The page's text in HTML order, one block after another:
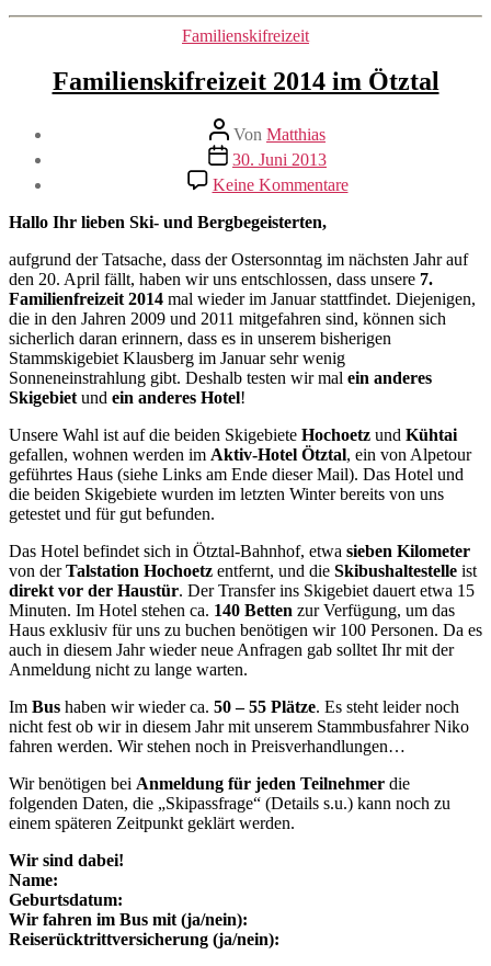
Kategorien
Familienskifreizeit
Familienskifreizeit 2014 im Ötztal
Beitragsautor
Von Matthias
Veröffentlichungsdatum
30. Juni 2013
Keine Kommentarezu
Familienskifreizeit
Ötztal
Hallo Ihr lieben Ski- und Bergbegeisterten,
aufgrund der Tatsache, dass der Ostersonntag im nächsten Jahr auf
den 20. April fällt, haben wir uns entschlossen, dass unsere 7.
Familienfreizeit 2014 mal wieder im Januar stattfindet. Diejenigen,
die in den Jahren 2009 und 2011 mitgefahren sind, können sich
sicherlich daran erinnern, dass es in unserem bisherigen
Stammskigebiet Klausberg im Januar sehr wenig
Sonneneinstrahlung gibt. Deshalb testen wir mal ein anderes
Skigebiet und ein anderes Hotel!
Unsere Wahl ist auf die beiden Skigebiete Hochoetz und Kühtai
gefallen, wohnen werden im Aktiv-Hotel Ötztal, ein von Alpetour
geführtes Haus (siehe Links am Ende dieser Mail). Das Hotel und
die beiden Skigebiete wurden im letzten Winter bereits von uns
getestet und für gut befunden.
Das Hotel befindet sich in Ötztal-Bahnhof, etwa sieben Kilometer
von derTalstation Hochoetz entfernt, und die Skibushaltestelle ist
direkt vor der Haustür. Der Transfer ins Skigebiet dauert etwa 15
Minuten. Im Hotel stehen ca. 140 Betten zur Verfügung, um das
Haus exklusiv für uns zu buchen benötigen wir 100 Personen. Da es
auch in diesem Jahr wieder neue Anfragen gab solltet Ihr mit der
Anmeldung nicht zu lange warten.
Im Bus haben wir wieder ca. 50 – 55 Plätze. Es steht leider noch
nicht fest ob wir in diesem Jahr mit unserem Stammbusfahrer Niko
fahren werden. Wir stehen noch in Preisverhandlungen…
Wir benötigen bei Anmeldung für jeden Teilnehmer die
folgenden Daten, die „Skipassfrage“ (Details s.u.) kann noch zu
einem späteren Zeitpunkt geklärt werden.
Wir sind dabei!
Name:
Geburtsdatum:
Wir fahren im Bus mit (ja/nein):
Reiserücktrittversicherung (ja/nein):